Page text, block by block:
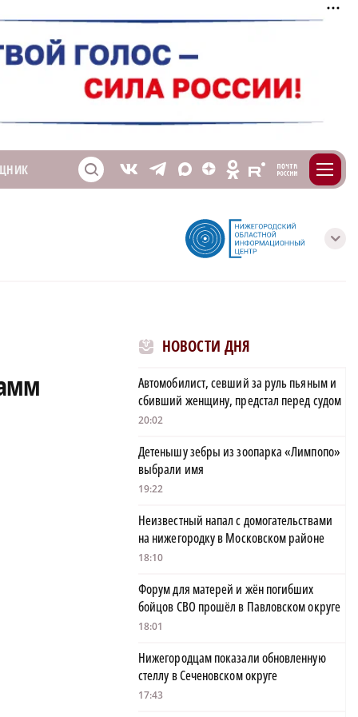
S V T X Z O E m
с
НОВОСТИ ДНЯ
Автомобилист, севший за руль пьяным и
сбивший женщину, предстал перед судом
20:02
Детенышу зебры из зоопарка «Лимпопо»
выбрали имя
19:22
Неизвестный напал с домогательствами
на нижегородку в Московском районе
18:10
Форум для матерей и жён погибших
бойцов СВО прошёл в Павловском округе
18:01
Нижегородцам показали обновленную
стеллу в Сеченовском округе
17:43